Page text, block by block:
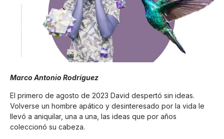
Marco Antonio Rodríguez
El primero de agosto de 2023 David despertó sin ideas.
Volverse un hombre apático y desinteresado por la vida le
llevó a aniquilar, una a una, las ideas que por años
coleccionó su cabeza.